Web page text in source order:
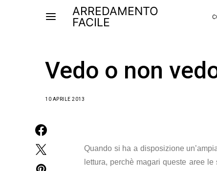
ARREDAMENTO
FACILE
Vedo o non
10 APRILE 2013
Quando si ha a disposizione
lettura, perchè magari queste aree